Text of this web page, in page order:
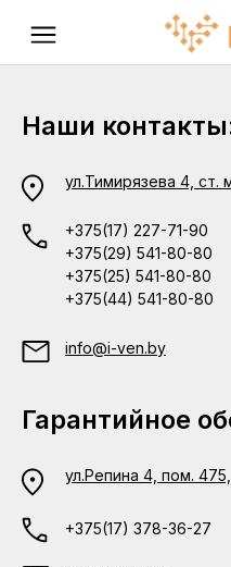
Наши
ул.Тимирязева 4,
+375(17) 227-71-90
+375(29) 541-80-80
+375(25) 541-80-80
+375(44) 541-80-80
info@i-ven.by
Гарантийное
ул.Репина 4, пом.
+375(17) 378-36-27